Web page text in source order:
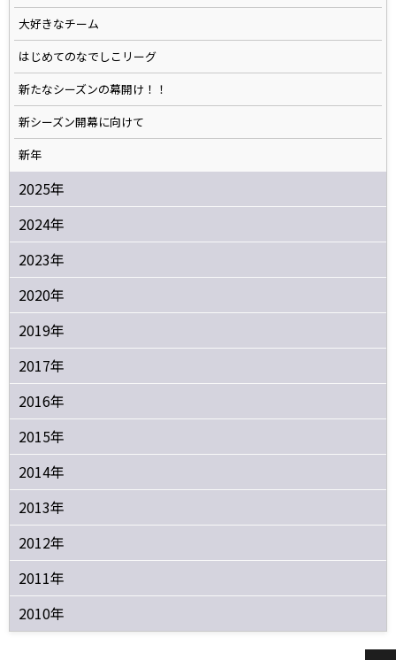
大好きなチーム
はじめてのなでしこリーグ
新たなシーズンの幕開け！！
新シーズン開幕に向けて
新年
2025年
2024年
2023年
2020年
2019年
2017年
2016年
2015年
2014年
2013年
2012年
2011年
2010年